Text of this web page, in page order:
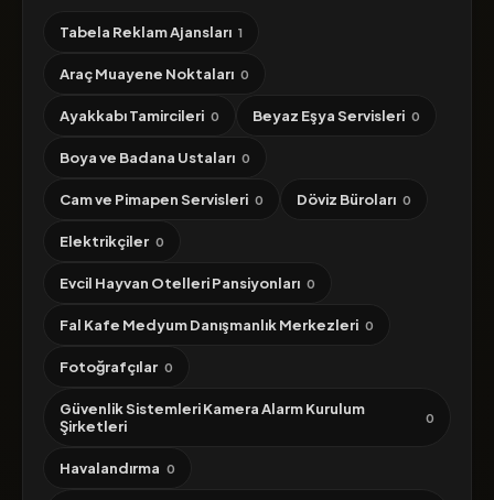
Tabela Reklam Ajansları 1
Araç Muayene Noktaları 0
Ayakkabı Tamircileri 0 Beyaz Eşya Servisleri 0
Boya ve Badana Ustaları 0
Cam ve Pimapen Servisleri 0 Döviz Büroları 0
Elektrikçiler 0
Evcil Hayvan Otelleri Pansiyonları 0
Fal Kafe Medyum Danışmanlık Merkezleri 0
Fotoğrafçılar 0
Güvenlik Sistemleri Kamera Alarm Kurulum
Şirketleri
0
Havalandırma 0